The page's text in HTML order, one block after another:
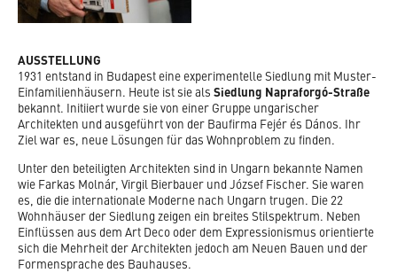
AUSSTELLUNG
1931 entstand in Budapest eine experimentelle Siedlung mit Muster-
Einfamilienhäusern. Heute ist sie als Siedlung Napraforgó-Straße
bekannt. Initiiert wurde sie von einer Gruppe ungarischer
Architekten und ausgeführt von der Baufirma Fejér és Dános. Ihr
Ziel war es, neue Lösungen für das Wohnproblem zu finden.
Unter den beteiligten Architekten sind in Ungarn bekannte Namen
wie Farkas Molnár, Virgil Bierbauer und József Fischer. Sie waren
es, die die internationale Moderne nach Ungarn trugen. Die 22
Wohnhäuser der Siedlung zeigen ein breites Stilspektrum. Neben
Einflüssen aus dem Art Deco oder dem Expressionismus orientierte
sich die Mehrheit der Architekten jedoch am Neuen Bauen und der
Formensprache des Bauhauses.